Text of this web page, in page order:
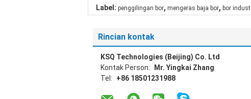
Label: penggilingan bor, mengeras baja bor, bor
Rincian kontak
KSQ Technologies (Beijing) Co. Ltd
Kontak Person:
Mr. Yingkai Zhang
Tel:
+86 18501231988